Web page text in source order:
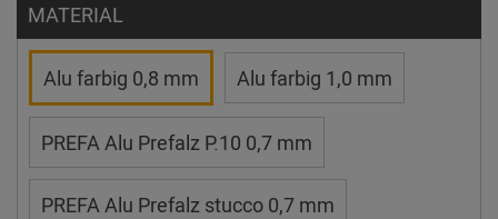
MATERIAL
Alu farbig 0,8 mm Alu farbig 1,0 mm
PREFA Alu Prefalz P.10 0,7 mm
PREFA Alu Prefalz stucco 0,7 mm